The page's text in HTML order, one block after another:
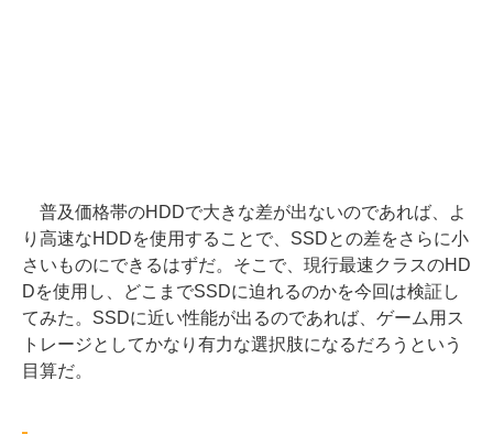
普及価格帯のHDDで大きな差が出ないのであれば、よ
り高速なHDDを使用することで、SSDとの差をさらに小
さいものにできるはずだ。そこで、現行最速クラスのHD
Dを使用し、どこまでSSDに迫れるのかを今回は検証し
てみた。SSDに近い性能が出るのであれば、ゲーム用ス
トレージとしてかなり有力な選択肢になるだろうという
目算だ。